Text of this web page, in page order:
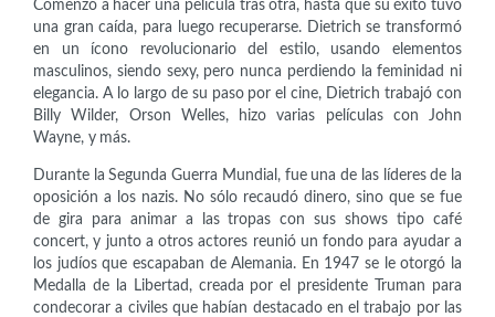
Comenzó a hacer una película tras otra, hasta que su éxito tuvo
una gran caída, para luego recuperarse. Dietrich se transformó
en un ícono revolucionario del estilo, usando elementos
masculinos, siendo sexy, pero nunca perdiendo la feminidad ni
elegancia. A lo largo de su paso por el cine, Dietrich trabajó con
Billy Wilder, Orson Welles, hizo varias películas con John
Wayne, y más.
Durante la Segunda Guerra Mundial, fue una de las líderes de la
oposición a los nazis. No sólo recaudó dinero, sino que se fue
de gira para animar a las tropas con sus shows tipo café
concert, y junto a otros actores reunió un fondo para ayudar a
los judíos que escapaban de Alemania. En 1947 se le otorgó la
Medalla de la Libertad, creada por el presidente Truman para
condecorar a civiles que habían destacado en el trabajo por las